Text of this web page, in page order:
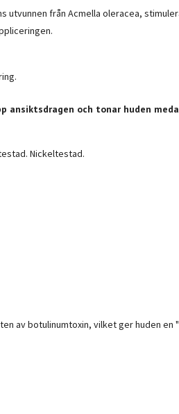
utvunnen från Acmella oleracea,
och tonar huden
Nickeltestad.
av botulinumtoxin, vilket ger huden en